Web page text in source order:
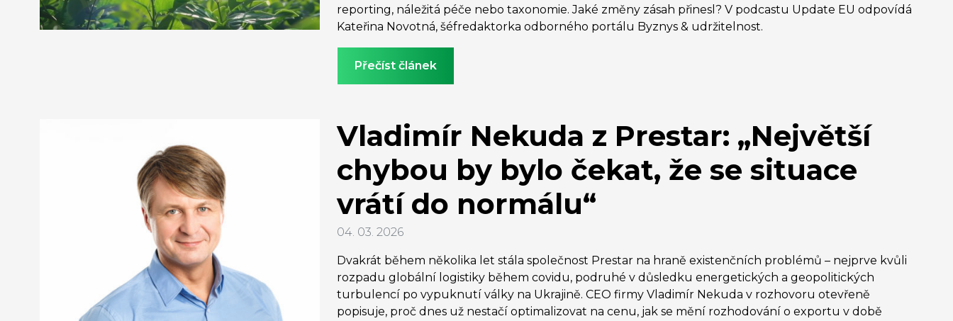
reporting, náležitá péče nebo taxonomie. Jaké změny zásah přinesl? V podcastu Update EU odpovídá
Kateřina Novotná, šéfredaktorka odborného portálu Byznys & udržitelnost.
Přečíst článek
Vladimír Nekuda z Prestar: „Největší
chybou by bylo čekat, že se situace
vrátí do normálu“
04. 03. 2026
Dvakrát během několika let stála společnost Prestar na hraně existenčních problémů – nejprve kvůli
rozpadu globální logistiky během covidu, podruhé v důsledku energetických a geopolitických
turbulencí po vypuknutí války na Ukrajině. CEO firmy Vladimír Nekuda v rozhovoru otevřeně
popisuje, proč dnes už nestačí optimalizovat na cenu, jak se mění rozhodování o exportu v době